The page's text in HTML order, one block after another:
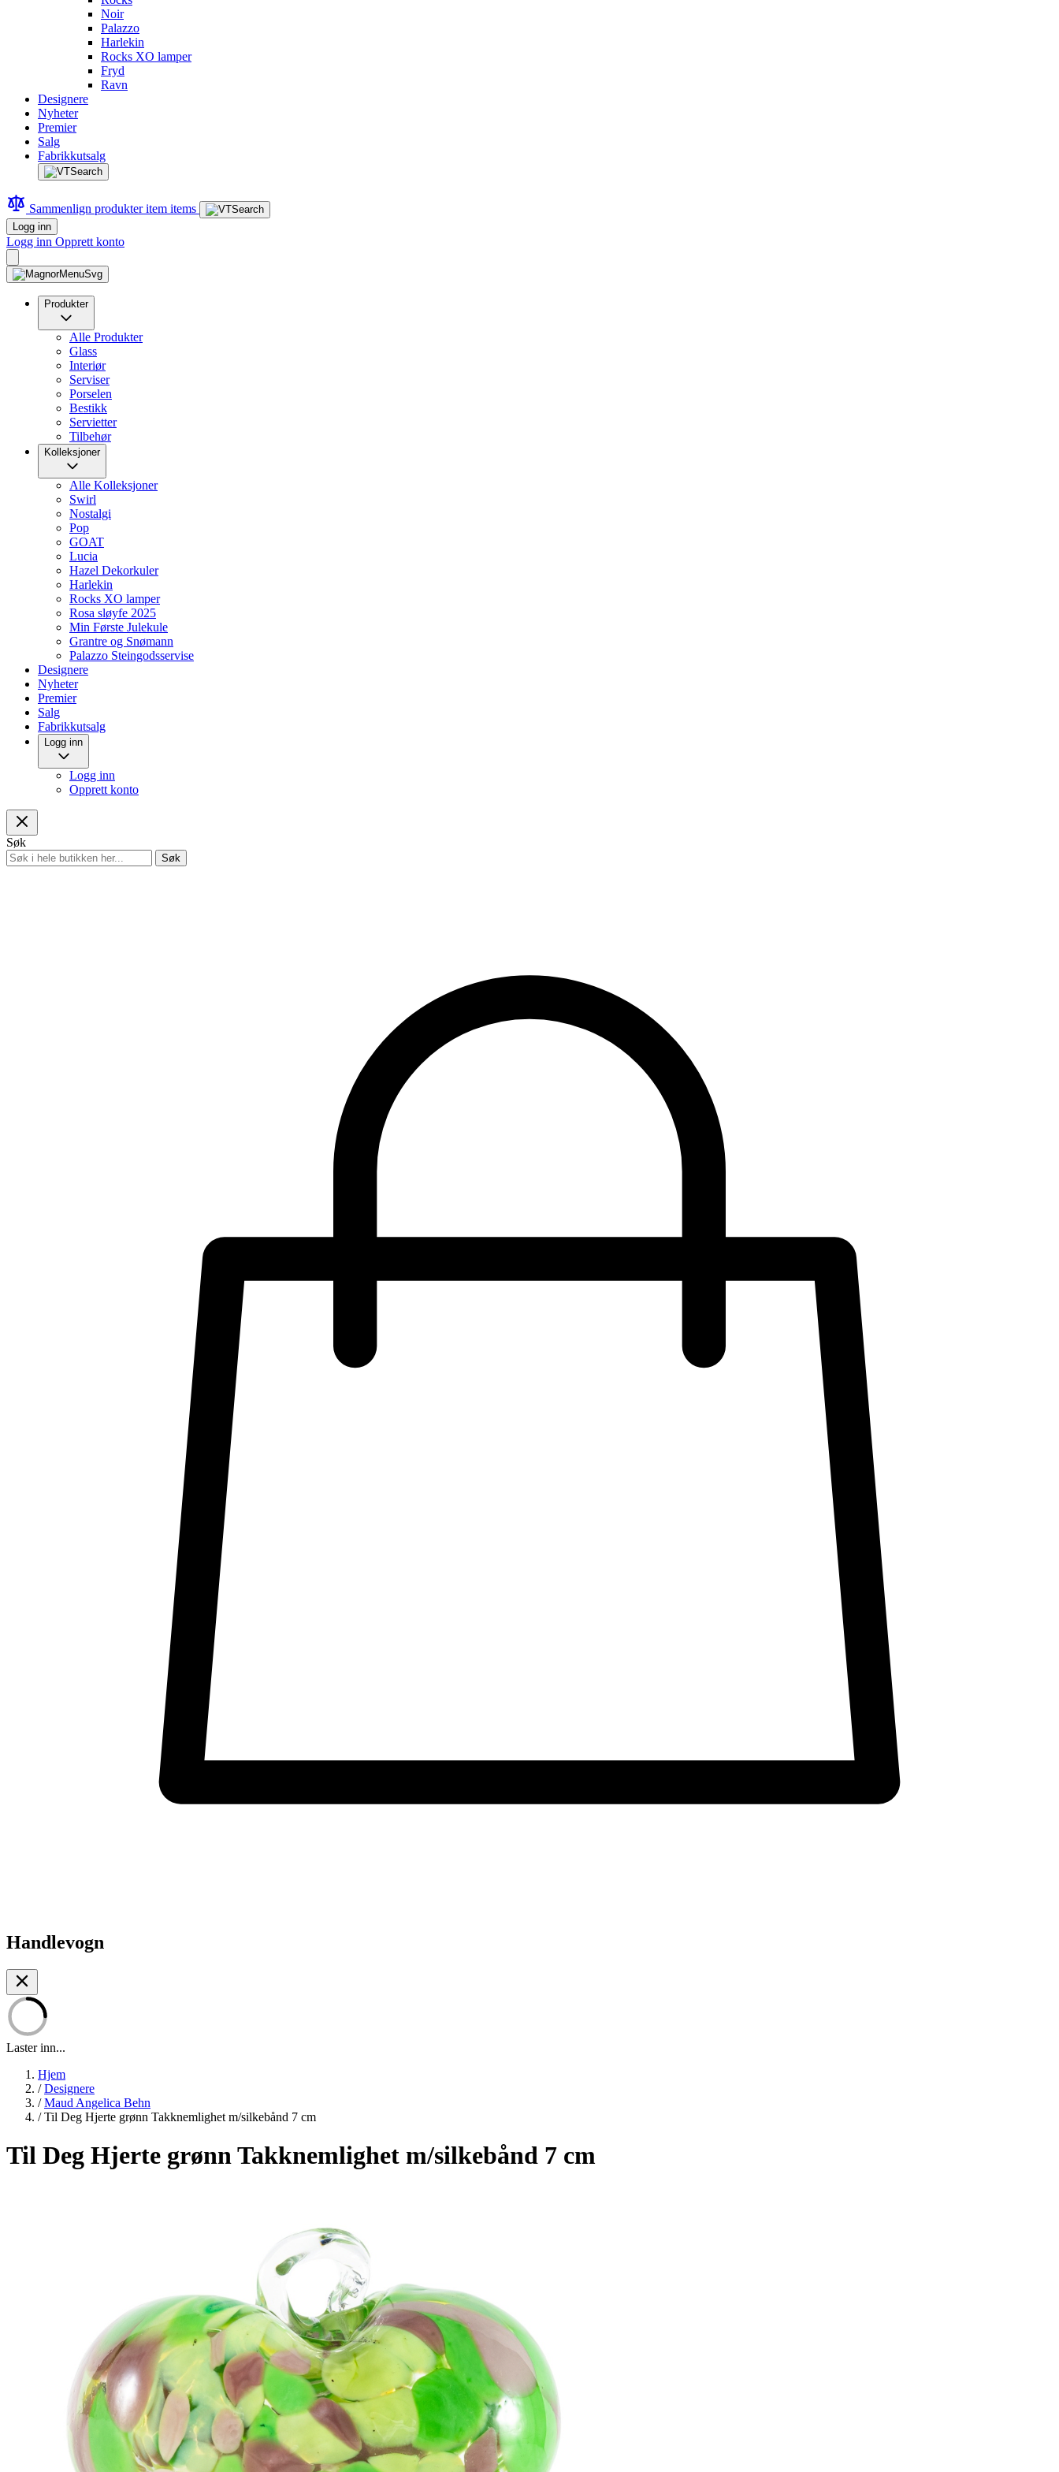
Noir
Palazzo
Harlekin
Rocks XO lamper
Fryd
Ravn
Designere
Nyheter
Premier
Salg
Fabrikkutsalg
Sammenlign produkteritem items
Logg inn
Logg inn Opprett konto
Produkter
Alle Produkter
Glass
Interiør
Serviser
Porselen
Bestikk
Servietter
Tilbehør
Kolleksjoner
Alle Kolleksjoner
Swirl
Nostalgi
Pop
GOAT
Lucia
Hazel Dekorkuler
Harlekin
Rocks XO lamper
Rosa sløyfe 2025
Min Første Julekule
Grantre og Snømann
Palazzo Steingodsservise
Designere
Nyheter
Premier
Salg
Fabrikkutsalg
Logg inn
Logg inn
Opprett konto
Søk
Søk
Handlevogn
Laster inn...
Hjem
/ Designere
/ Maud Angelica Behn
/ Til Deg Hjerte grønn Takknemlighet m/silkebånd 7 cm
Til Deg Hjerte grønn Takknemlighet m/silkebånd 7 cm